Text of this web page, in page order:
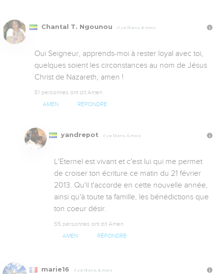
Chantal T. Ngounou Il y a 13 ans, 6 mois
Oui Seigneur, apprends-moi à rester loyal avec toi,
quelques soient les circonstances au nom de Jésus
Christ de Nazareth, amen !
51 personnes ont dit Amen
AMEN RÉPONDRE
yandrepot Il y a 13 ans, 5 mois
L'Eternel est vivant et c'est lui qui me permet
de croiser ton écriture ce matin du 21 février
2013. Qu'il t'accorde en cette nouvelle année,
ainsi qu'à toute ta famille, les bénédictions que
ton coeur désir.
55 personnes ont dit Amen
AMEN RÉPONDRE
marie16 Il y a 13 ans, 6 mois